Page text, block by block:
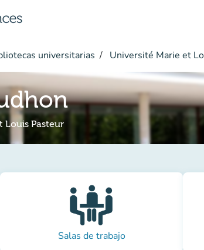
universitarias Université Marie et
Louis Pasteur
Salas de trabajo